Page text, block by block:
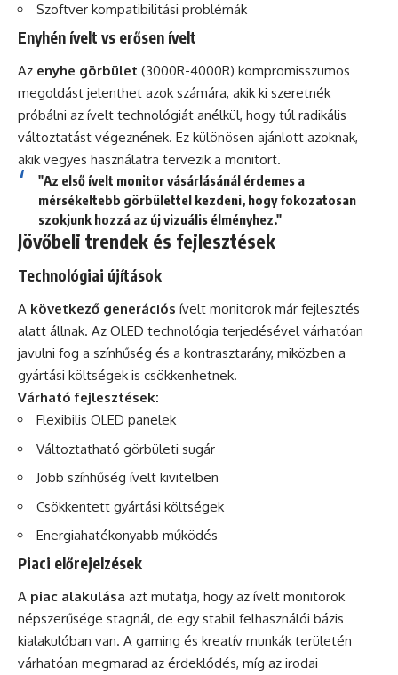
Szoftver kompatibilitási problémák
Enyhén ívelt vs erősen ívelt
Az enyhe görbület (3000R-4000R) kompromisszumos
megoldást jelenthet azok számára, akik ki szeretnék
próbálni az ívelt technológiát anélkül, hogy túl radikális
változtatást végeznének. Ez különösen ajánlott azoknak,
akik vegyes használatra tervezik a monitort.
"Az első ívelt monitor vásárlásánál érdemes a
mérsékeltebb görbülettel kezdeni, hogy fokozatosan
szokjunk hozzá az új vizuális élményhez."
Jövőbeli trendek és fejlesztések
Technológiai újítások
A következő generációs ívelt monitorok már fejlesztés
alatt állnak. Az OLED technológia terjedésével várhatóan
javulni fog a színhűség és a kontrasztarány, miközben a
gyártási költségek is csökkenhetnek.
Várható fejlesztések:
Flexibilis OLED panelek
Változtatható görbületi sugár
Jobb színhűség ívelt kivitelben
Csökkentett gyártási költségek
Energiahatékonyabb működés
Piaci előrejelzések
A piac alakulása azt mutatja, hogy az ívelt monitorok
népszerűsége stagnál, de egy stabil felhasználói bázis
kialakulóban van. A gaming és kreatív munkák területén
várhatóan megmarad az érdeklődés, míg az irodai